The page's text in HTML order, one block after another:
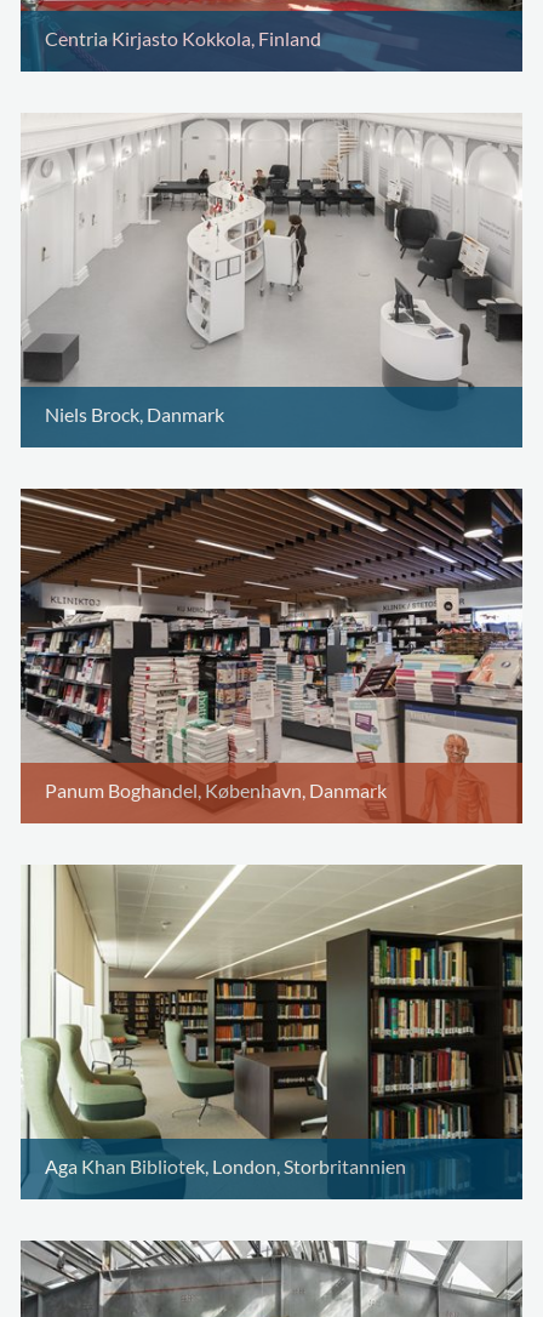
Centria Kirjasto Kokkola, Finland
Niels Brock, Danmark
Panum Boghandel, København, Danmark
Aga Khan Bibliotek, London, Storbritannien